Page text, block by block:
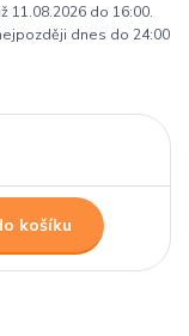
11.08.2026 do 16:00.
dnes do 24:00
košíku